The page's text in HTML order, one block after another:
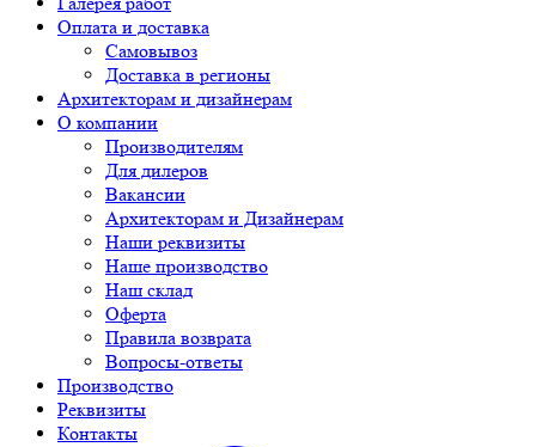
Оплата и доставка
Самовывоз
Доставка в регионы
Архитекторам и дизайнерам
О компании
Производителям
Для дилеров
Вакансии
Архитекторам и Дизайнерам
Наши реквизиты
Наше производство
Наш склад
Оферта
Правила возврата
Вопросы-ответы
Производство
Реквизиты
Контакты